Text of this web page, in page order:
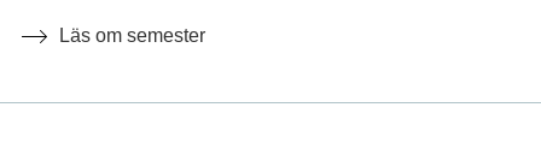
Läs om semester